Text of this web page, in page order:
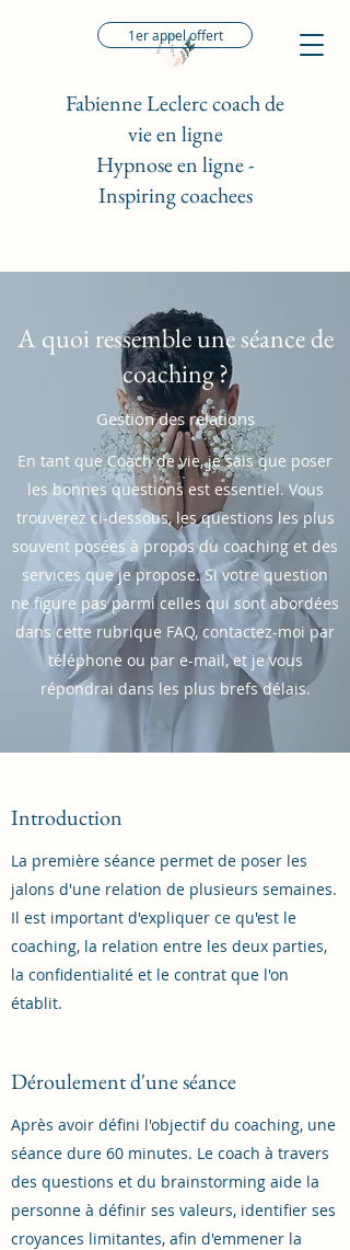
Fabienne Leclerc coach de
vie en ligne
Hypnose en ligne -
Inspiring coachees
1er appel offert
A quoi ressemble une séance de
coaching ?
Gestion des relations
En tant que Coach de vie, je sais que poser
les bonnes questions est essentiel. Vous
trouverez ci-dessous, les questions les plus
souvent posées à propos du coaching et des
services que je propose. Si votre question
ne figure pas parmi celles qui sont abordées
dans cette rubrique FAQ, contactez-moi par
téléphone ou par e-mail, et je vous
répondrai dans les plus brefs délais.
Introduction
La première séance permet de poser les
jalons d'une relation de plusieurs semaines.
Il est important d'expliquer ce qu'est le
coaching, la relation entre les deux parties,
la confidentialité et le contrat que l'on
établit.
Déroulement d'une séance
Après avoir défini l'objectif du coaching, une
séance dure 60 minutes. Le coach à travers
des questions et du brainstorming aide la
personne à définir ses valeurs, identifier ses
croyances limitantes, afin d'emmener la